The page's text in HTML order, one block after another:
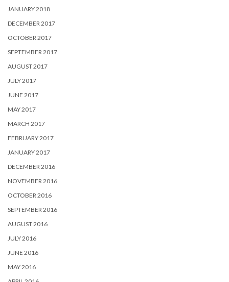
JANUARY 2018
DECEMBER 2017
OCTOBER 2017
SEPTEMBER 2017
AUGUST 2017
JULY 2017
JUNE 2017
MAY 2017
MARCH 2017
FEBRUARY 2017
JANUARY 2017
DECEMBER 2016
NOVEMBER 2016
OCTOBER 2016
SEPTEMBER 2016
AUGUST 2016
JULY 2016
JUNE 2016
MAY 2016